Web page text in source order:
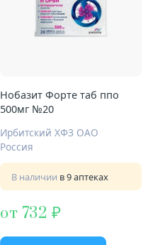
Нобазит Форте таб ппо
500мг №20
Ирбитский ХФЗ ОАО
Россия
В наличии в 9 аптеках
от 732